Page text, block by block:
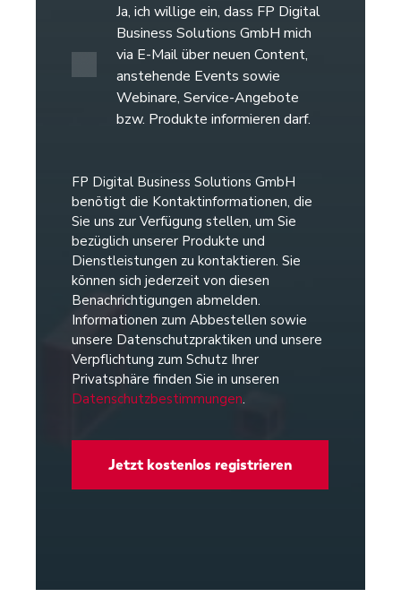
Ja, ich willige ein, dass FP Digital
Business Solutions GmbH mich
via E-Mail über neuen Content,
anstehende Events sowie
Webinare, Service-Angebote
bzw. Produkte informieren darf.
FP Digital Business Solutions GmbH
benötigt die Kontaktinformationen, die
Sie uns zur Verfügung stellen, um Sie
bezüglich unserer Produkte und
Dienstleistungen zu kontaktieren. Sie
können sich jederzeit von diesen
Benachrichtigungen abmelden.
Informationen zum Abbestellen sowie
unsere Datenschutzpraktiken und unsere
Verpflichtung zum Schutz Ihrer
Privatsphäre finden Sie in unseren
Datenschutzbestimmungen.